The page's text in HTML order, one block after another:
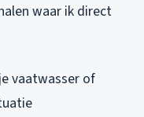
waar ik direct
vaatwasser of